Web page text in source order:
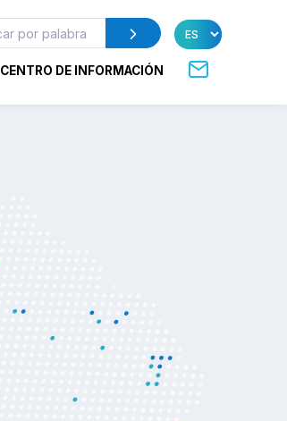
CENTRO DE INFORMACIÓN